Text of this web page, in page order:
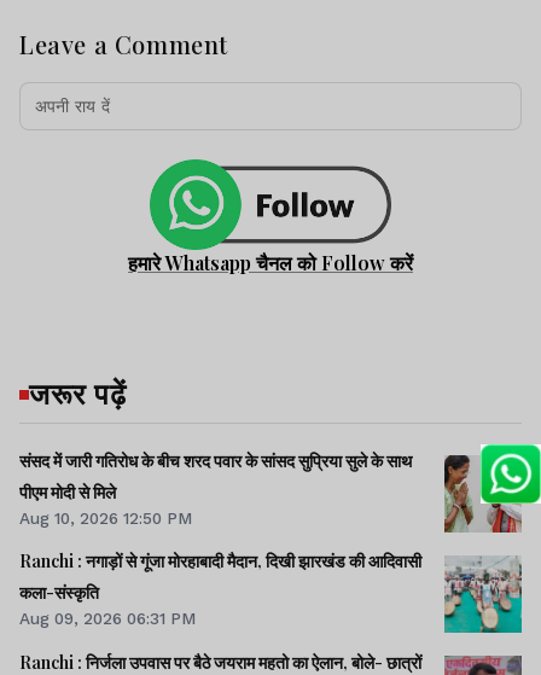
Leave a Comment
हमारे Whatsapp चैनल को Follow करें
जरूर पढ़ें
संसद में जारी गतिरोध के बीच शरद पवार के सांसद सुप्रिया सुले के साथ
पीएम मोदी से मिले
Aug 10, 2026 12:50 PM
Ranchi : नगाड़ों से गूंजा मोरहाबादी मैदान, दिखी झारखंड की आदिवासी
कला-संस्कृति
Aug 09, 2026 06:31 PM
Ranchi : निर्जला उपवास पर बैठे जयराम महतो का ऐलान, बोले- छात्रों